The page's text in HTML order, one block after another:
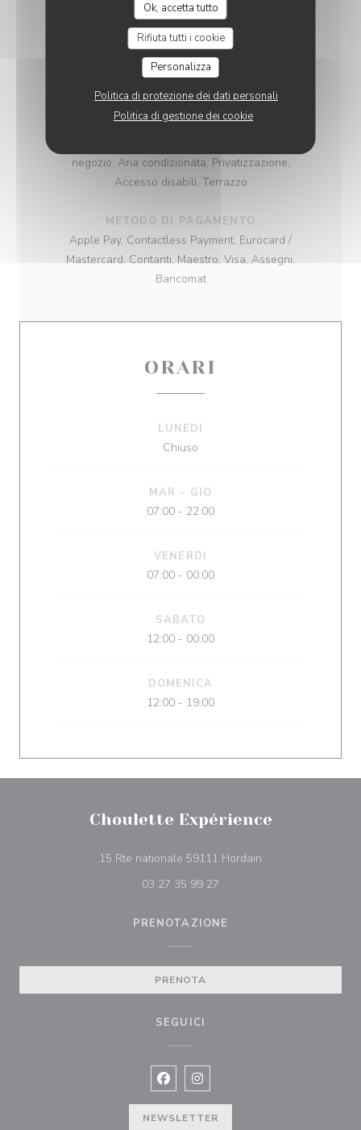
Ok, accetta tutto
Rifiuta tutti i cookie
Personalizza
Politica di protezione dei dati personali
Politica di gestione dei cookie
CUCINA
Terroir
Birreria
negozio, Aria condizionata, Privatizzazione,
Accesso disabili, Terrazzo
METODO DI PAGAMENTO
Apple Pay, Contactless Payment, Eurocard /
Mastercard, Contanti, Maestro, Visa, Assegni,
Bancomat
ORARI
LUNEDI
Chiuso
MAR - GIO
07:00 - 22:00
VENERDI
07:00 - 00:00
SABATO
12:00 - 00:00
DOMENICA
12:00 - 19:00
Choulette Expérience
15 Rte nationale 59111 Hordain
03 27 35 99 27
PRENOTAZIONE
PRENOTA
SEGUICI
Facebook ((apre una nuova
Instagram ((apre una nuova
NEWSLETTER